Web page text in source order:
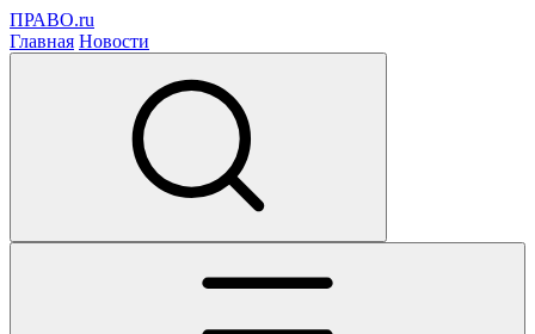
ПРАВО.ru
Главная Новости